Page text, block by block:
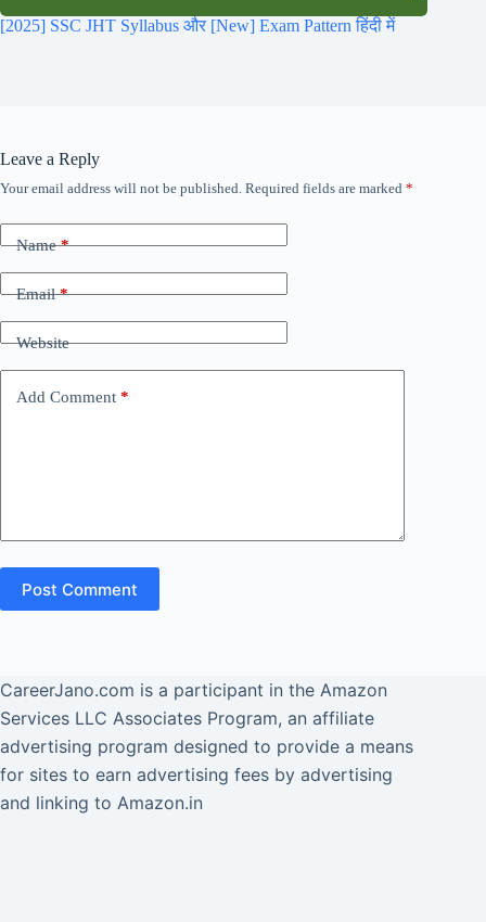
[2025] SSC JHT Syllabus और [New] Exam Pattern हिंदी में
Leave a Reply
Your email address will not be published. Required fields are marked *
Name*
Email*
Website
Add Comment *
Post Comment
CareerJano.com is a participant in the Amazon
Services LLC Associates Program, an affiliate
advertising program designed to provide a means
for sites to earn advertising fees by advertising
and linking to Amazon.in